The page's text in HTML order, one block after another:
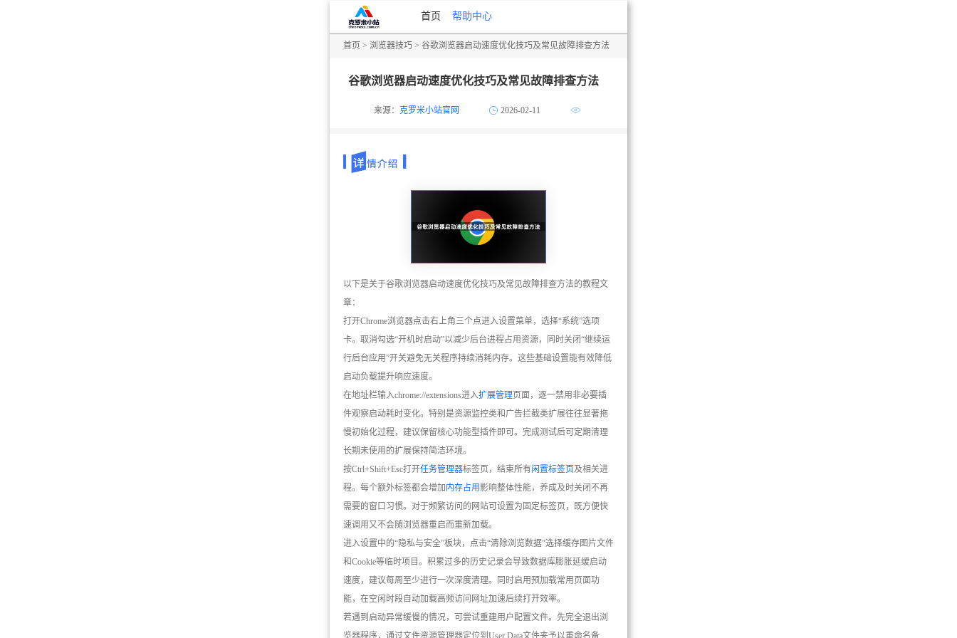
首页 帮助中心
首页 > 浏览器技巧 > 谷歌浏览器启动速度优化技巧及常见故障排查方法
谷歌浏览器启动速度优化技巧及常见故障排查方法
来源： 克罗米小站官网 2026-02-11
以下是关于谷歌浏览器启动速度优化技巧及常见故障排查方法的教程文
章：
打开Chrome浏览器点击右上角三个点进入设置菜单，选择“系统”选项
卡。取消勾选“开机时启动”以减少后台进程占用资源，同时关闭“继续运
行后台应用”开关避免无关程序持续消耗内存。这些基础设置能有效降低
启动负载提升响应速度。
在地址栏输入chrome://extensions进入扩展管理页面，逐一禁用非必要插
件观察启动耗时变化。特别是资源监控类和广告拦截类扩展往往显著拖
慢初始化过程，建议保留核心功能型插件即可。完成测试后可定期清理
长期未使用的扩展保持简洁环境。
按Ctrl+Shift+Esc打开任务管理器标签页，结束所有闲置标签页及相关进
程。每个额外标签都会增加 内存占用影响整体性能，养成及时关闭不再
需要的窗口习惯。对于频繁访问的网站可设置为固定标签页，既方便快
速调用又不会随浏览器重启而重新加载。
进入设置中的“隐私与安全”板块，点击“清除浏览数据”选择缓存图片文件
和Cookie等临时项目。积累过多的历史记录会导致数据库膨胀延缓启动
速度，建议每周至少进行一次深度清理。同时启用预加载常用页面功
能，在空闲时段自动加载高频访问网址加速后续打开效率。
若遇到启动异常缓慢的情况，可尝试重建用户配置文件。先完全退出浏